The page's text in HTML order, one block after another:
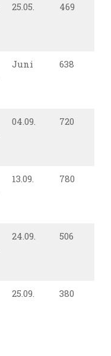
25.05. 469
Juni 638
04.09. 720
13.09. 780
24.09. 506
25.09. 380